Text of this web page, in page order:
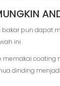
pun dapat
ini
memakai coating
dinding